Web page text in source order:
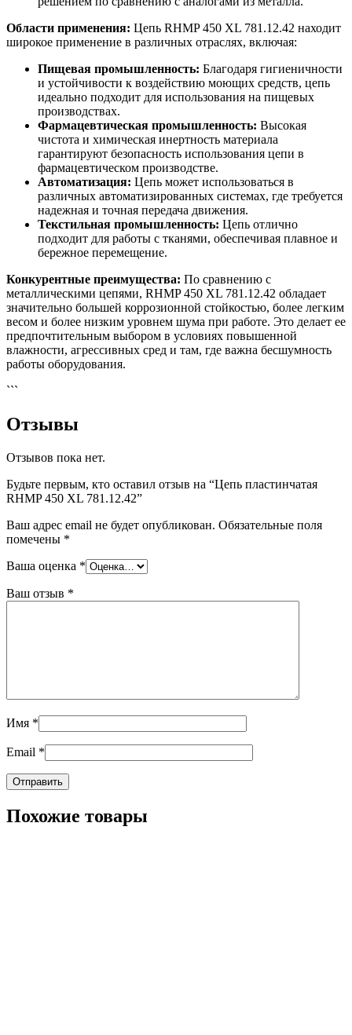
Области применения: Цепь RHMP 450 XL 781.12.42 находит
широкое применение в различных отраслях, включая:
Пищевая промышленность: Благодаря гигиеничности
и устойчивости к воздействию моющих средств, цепь
идеально подходит для использования на пищевых
производствах.
Фармацевтическая промышленность: Высокая
чистота и химическая инертность материала
гарантируют безопасность использования цепи в
фармацевтическом производстве.
Автоматизация: Цепь может использоваться в
различных автоматизированных системах, где требуется
надежная и точная передача движения.
Текстильная промышленность: Цепь отлично
подходит для работы с тканями, обеспечивая плавное и
бережное перемещение.
Конкурентные преимущества: По сравнению с
металлическими цепями, RHMP 450 XL 781.12.42 обладает
значительно большей коррозионной стойкостью, более легким
весом и более низким уровнем шума при работе. Это делает ее
предпочтительным выбором в условиях повышенной
влажности, агрессивных сред и там, где важна бесшумность
работы оборудования.
```
Отзывы
Отзывов пока нет.
Будьте первым, кто оставил отзыв на “Цепь пластинчатая
RHMP 450 XL 781.12.42”
Ваш адрес email не будет опубликован. Обязательные поля
помечены *
Ваша оценка *
Ваш отзыв *
Имя *
Email *
Похожие товары